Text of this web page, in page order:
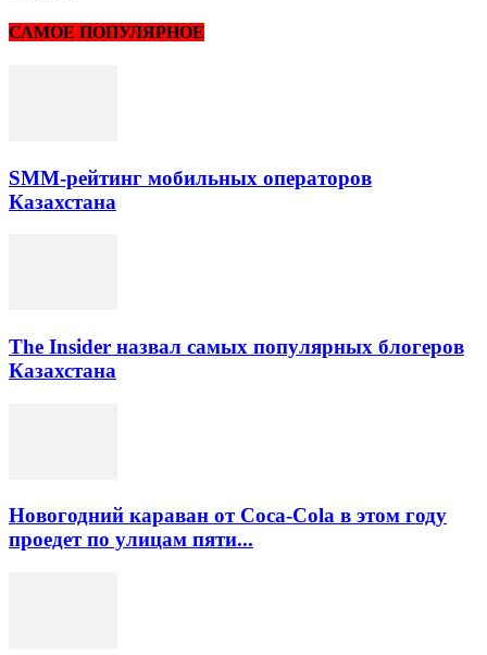
САМОЕ ПОПУЛЯРНОЕ
SMM-рейтинг мобильных операторов
Казахстана
The Insider назвал самых популярных блогеров
Казахстана
Новогодний караван от Coca-Cola в этом году
проедет по улицам пяти...